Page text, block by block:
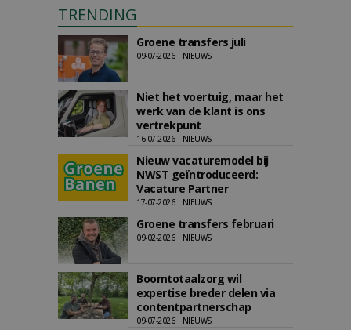
TRENDING
Groene transfers juli
09-07-2026 | NIEUWS
Niet het voertuig, maar het
werk van de klant is ons
vertrekpunt
16-07-2026 | NIEUWS
Nieuw vacaturemodel bij
NWST geïntroduceerd:
Vacature Partner
17-07-2026 | NIEUWS
Groene transfers februari
09-02-2026 | NIEUWS
Boomtotaalzorg wil
expertise breder delen via
contentpartnerschap
09-07-2026 | NIEUWS